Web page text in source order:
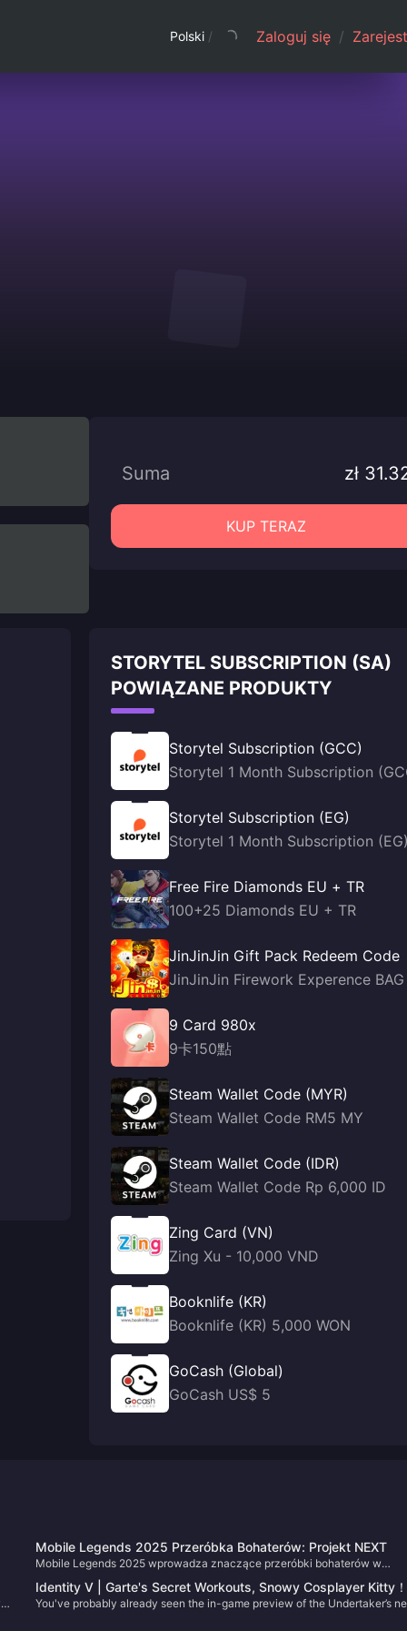
Polski / Zaloguj się /
Suma zł
KUP TERAZ
STORYTEL SUBSCRIPTION (SA)
POWIĄZANE PRODUKTY
Storytel Subscription (GCC)
Storytel 1 Month Subscription
Storytel Subscription (EG)
Storytel 1 Month Subscription
Free Fire Diamonds EU + TR
100+25 Diamonds EU + TR
JinJinJin Gift Pack Redeem Code
JinJinJin Firework Experence BAG
9 Card 980x
9卡150點
Steam Wallet Code (MYR)
Steam Wallet Code RM5 MY
Steam Wallet Code (IDR)
Steam Wallet Code Rp 6,000 ID
Zing Card (VN)
Zing Xu - 10,000 VND
Booknlife (KR)
Booknlife (KR) 5,000 WON
GoCash (Global)
GoCash US$ 5
Mobile Legends 2025 Przeróbka Bohaterów: Projekt NEXT
Mobile Legends 2025 wprowadza znaczące przeróbki bohaterów w
ramach Projektu NEXT 17 września, obejmujące bohaterów Otchłani:
Dyrrotha i Thamuz, a także potwierdzoną przeróbkę Freyi 5 listopada.
Ostatnie aktualizacje przekształciły Kimmy, Gloo i Phoveusa w
Identity V | Garte's Secret Workouts, Snowy Cosplayer Kitty
You've probably already seen the in-game preview of the Undertaker’s